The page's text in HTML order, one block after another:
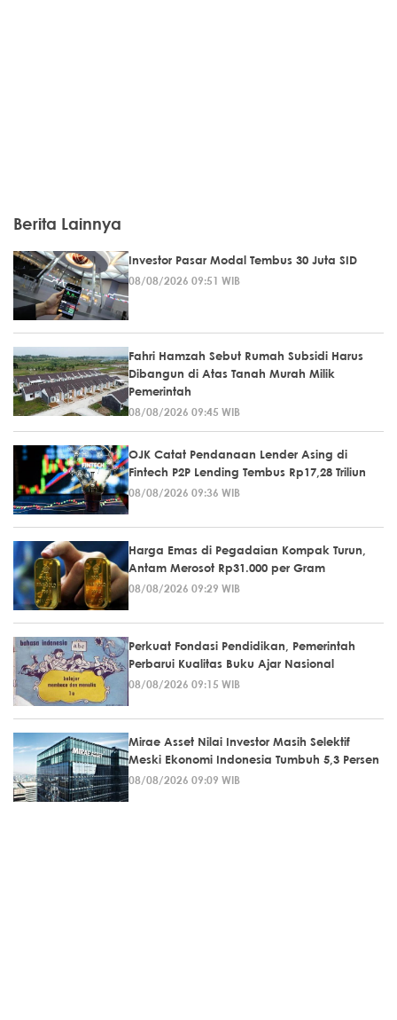
Berita Lainnya
Investor Pasar Modal Tembus 30 Juta SID
08/08/2026 09:51 WIB
Fahri Hamzah Sebut Rumah Subsidi Harus
Dibangun di Atas Tanah Murah Milik
Pemerintah
08/08/2026 09:45 WIB
OJK Catat Pendanaan Lender Asing di
Fintech P2P Lending Tembus Rp17,28 Triliun
08/08/2026 09:36 WIB
Harga Emas di Pegadaian Kompak Turun,
Antam Merosot Rp31.000 per Gram
08/08/2026 09:29 WIB
Perkuat Fondasi Pendidikan, Pemerintah
Perbarui Kualitas Buku Ajar Nasional
08/08/2026 09:15 WIB
Mirae Asset Nilai Investor Masih Selektif
Meski Ekonomi Indonesia Tumbuh 5,3 Persen
08/08/2026 09:09 WIB